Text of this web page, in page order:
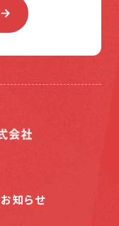
お知らせ